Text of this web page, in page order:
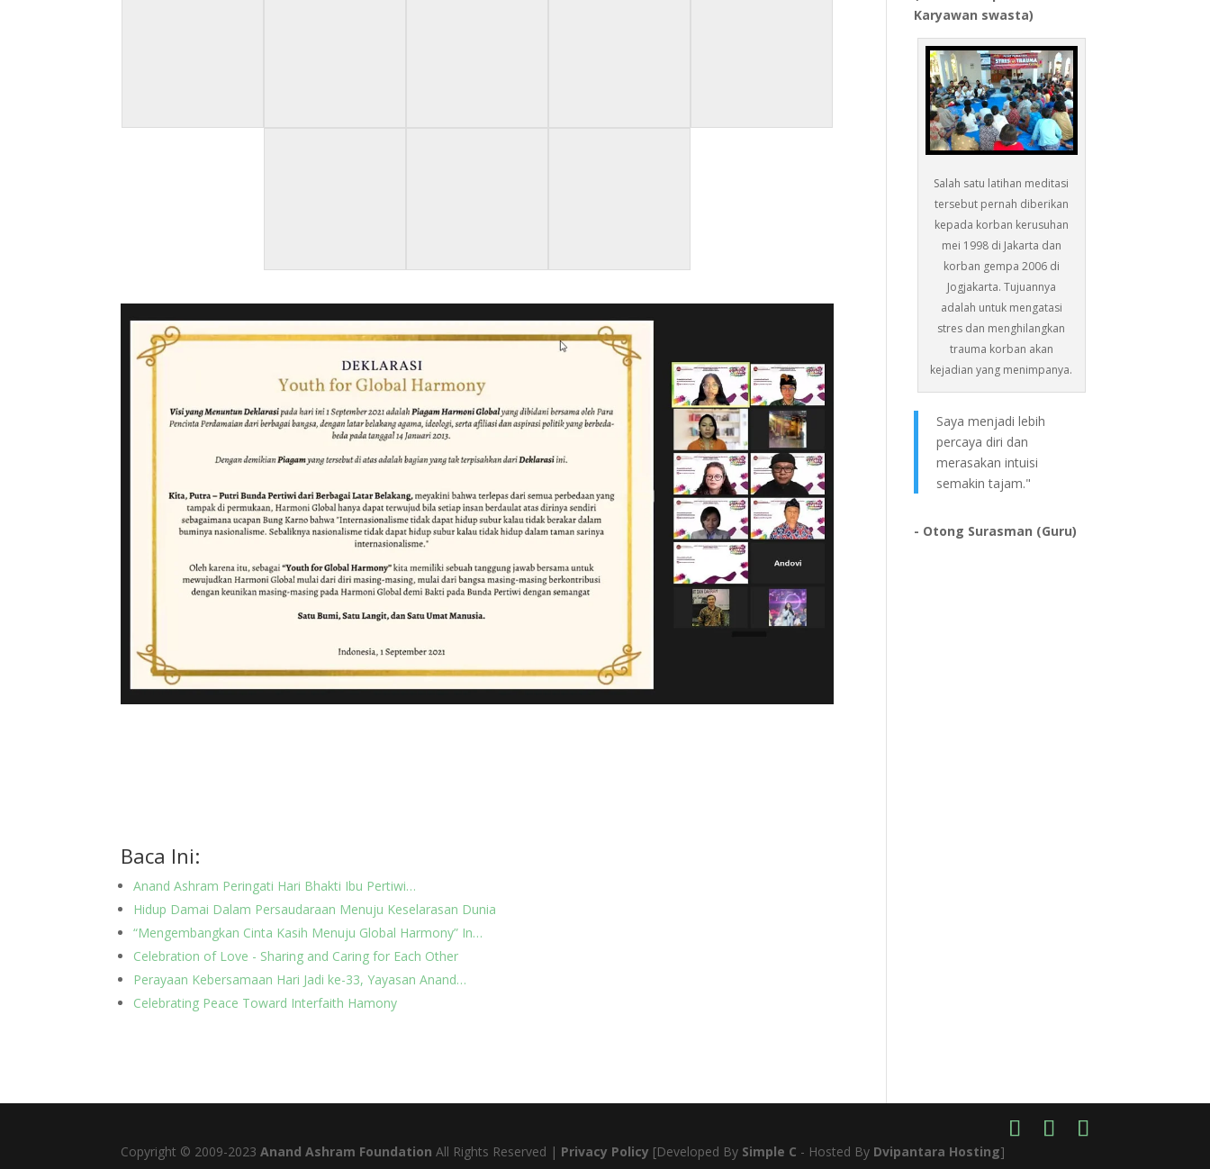
Baca Ini:
Anand Ashram Peringati Hari Bhakti Ibu Pertiwi…
Hidup Damai Dalam Persaudaraan Menuju Keselarasan Dunia
“Mengembangkan Cinta Kasih Menuju Global Harmony” In…
Celebration of Love - Sharing and Caring for Each Other
Perayaan Kebersamaan Hari Jadi ke-33, Yayasan Anand…
Celebrating Peace Toward Interfaith Hamony
Karyawan swasta)
Salah satu latihan meditasi
tersebut pernah diberikan
kepada korban kerusuhan
mei 1998 di Jakarta dan
korban gempa 2006 di
Jogjakarta. Tujuannya
adalah untuk mengatasi
stres dan menghilangkan
trauma korban akan
kejadian yang menimpanya.
Saya menjadi lebih
percaya diri dan
merasakan intuisi
semakin tajam."
- Otong Surasman (Guru)
Copyright © 2009-2023Anand Ashram Foundation All Rights Reserved | Privacy Policy [Developed By Simple C - Hosted By Dvipantara Hosting]